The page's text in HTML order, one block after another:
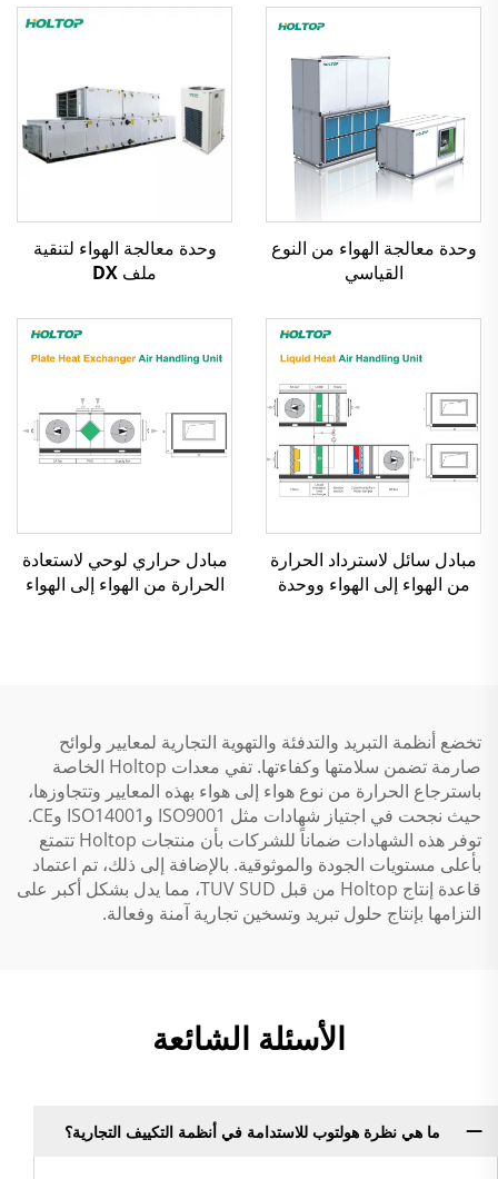
وحدة معالجة الهواء من النوع
القياسي
وحدة معالجة الهواء لتنقية
ملف DX
مبادل سائل لاسترداد الحرارة
من الهواء إلى الهواء ووحدة
مبادل حراري لوحي لاستعادة
الحرارة من الهواء إلى الهواء
تخضع أنظمة التبريد والتدفئة والتهوية التجارية لمعايير ولوائح
صارمة تضمن سلامتها وكفاءتها. تفي معدات Holtop الخاصة
باسترجاع الحرارة من نوع هواء إلى هواء بهذه المعايير وتتجاوزها،
حيث نجحت في اجتياز شهادات مثل ISO9001 وISO14001 وCE.
توفر هذه الشهادات ضماناً للشركات بأن منتجات Holtop تتمتع
بأعلى مستويات الجودة والموثوقية. بالإضافة إلى ذلك، تم اعتماد
قاعدة إنتاج Holtop من قبل TUV SUD، مما يدل بشكل أكبر على
التزامها بإنتاج حلول تبريد وتسخين تجارية آمنة وفعالة.
الأسئلة الشائعة
ما هي نظرة هولتوب للاستدامة في أنظمة التكييف التجارية؟